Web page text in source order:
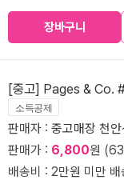
장바구니
[중고] Pages & Co.
소득공제
판매자 : 중고매장 천안
판매가 : 6,800원
배송비 : 2만원 미만